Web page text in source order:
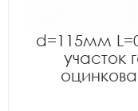
d=115мм
участок